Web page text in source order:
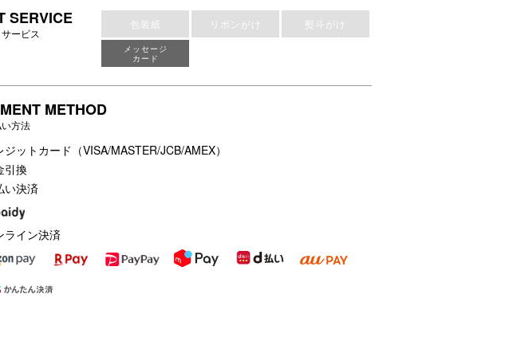
SERVICE
ービス
包装紙 リボンがけ 熨斗がけ
メッセージ
カード
METHOD
方法
ジットカード（VISA/MASTER/JCB/AMEX）
引換
い決済
ライン決済